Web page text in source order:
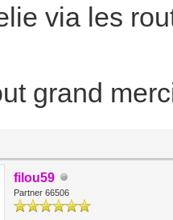
via les
grand
filou59
Partner 66506